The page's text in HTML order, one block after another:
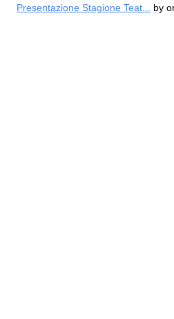
Presentazione Stagione Teat... by